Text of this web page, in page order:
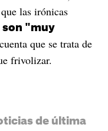
las irónicas
son "muy
que se trata de
frivolizar.
de última